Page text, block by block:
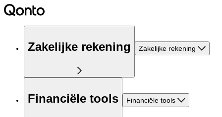
Zakelijke rekening Zakelijke rekening
Financiële tools Financiële tools